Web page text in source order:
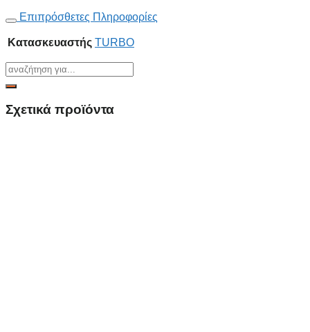
Επιπρόσθετες Πληροφορίες
Κατασκευαστής TURBO
Σχετικά προϊόντα